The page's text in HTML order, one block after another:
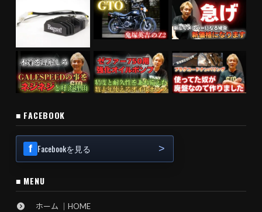
■ FACEBOOK
Facebookを見る
■ MENU
ホーム ｜HOME